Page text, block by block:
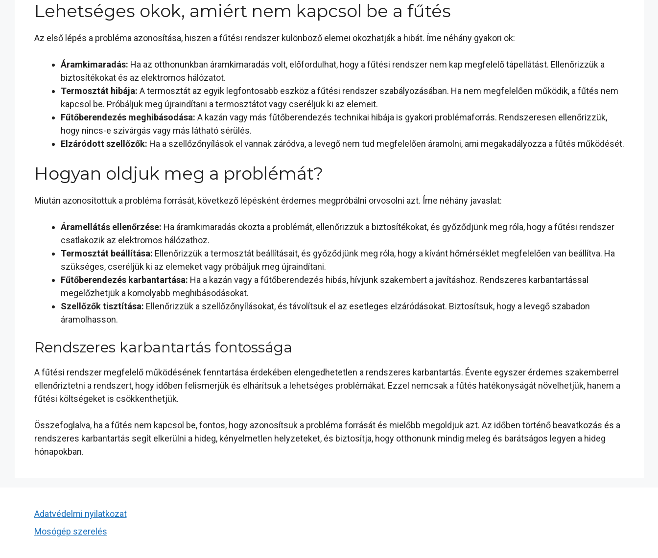
Lehetséges okok, amiért nem kapcsol be a fűtés
Az első lépés a probléma azonosítása, hiszen a fűtési rendszer különböző elemei okozhatják a hibát. Íme néhány gyakori ok:
Áramkimaradás: Ha az otthonunkban áramkimaradás volt, előfordulhat, hogy a fűtési rendszer nem kap megfelelő tápellátást. Ellenőrizzük a
biztosítékokat és az elektromos hálózatot.
Termosztát hibája: A termosztát az egyik legfontosabb eszköz a fűtési rendszer szabályozásában. Ha nem megfelelően működik, a fűtés nem
kapcsol be. Próbáljuk meg újraindítani a termosztátot vagy cseréljük ki az elemeit.
Fűtőberendezés meghibásodása: A kazán vagy más fűtőberendezés technikai hibája is gyakori problémaforrás. Rendszeresen ellenőrizzük,
hogy nincs-e szivárgás vagy más látható sérülés.
Elzáródott szellőzők: Ha a szellőzőnyílások el vannak záródva, a levegő nem tud megfelelően áramolni, ami megakadályozza a fűtés működését.
Hogyan oldjuk meg a problémát?
Miután azonosítottuk a probléma forrását, következő lépésként érdemes megpróbálni orvosolni azt. Íme néhány javaslat:
Áramellátás ellenőrzése: Ha áramkimaradás okozta a problémát, ellenőrizzük a biztosítékokat, és győződjünk meg róla, hogy a fűtési rendszer
csatlakozik az elektromos hálózathoz.
Termosztát beállítása: Ellenőrizzük a termosztát beállításait, és győződjünk meg róla, hogy a kívánt hőmérséklet megfelelően van beállítva. Ha
szükséges, cseréljük ki az elemeket vagy próbáljuk meg újraindítani.
Fűtőberendezés karbantartása: Ha a kazán vagy a fűtőberendezés hibás, hívjunk szakembert a javításhoz. Rendszeres karbantartással
megelőzhetjük a komolyabb meghibásodásokat.
Szellőzők tisztítása: Ellenőrizzük a szellőzőnyílásokat, és távolítsuk el az esetleges elzáródásokat. Biztosítsuk, hogy a levegő szabadon
áramolhasson.
Rendszeres karbantartás fontossága
A fűtési rendszer megfelelő működésének fenntartása érdekében elengedhetetlen a rendszeres karbantartás. Évente egyszer érdemes szakemberrel
ellenőriztetni a rendszert, hogy időben felismerjük és elhárítsuk a lehetséges problémákat. Ezzel nemcsak a fűtés hatékonyságát növelhetjük, hanem a
fűtési költségeket is csökkenthetjük.
Összefoglalva, ha a fűtés nem kapcsol be, fontos, hogy azonosítsuk a probléma forrását és mielőbb megoldjuk azt. Az időben történő beavatkozás és a
rendszeres karbantartás segít elkerülni a hideg, kényelmetlen helyzeteket, és biztosítja, hogy otthonunk mindig meleg és barátságos legyen a hideg
hónapokban.
Adatvédelmi nyilatkozat
Mosógép szerelés